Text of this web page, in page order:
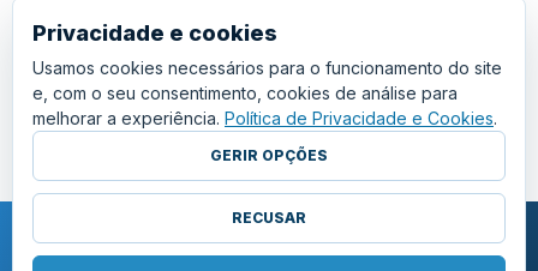
Como Funciona
Lista de Pedidos em Aberto
Como Ganhar mais Obras
Perguntas Frequentes
COPYRIGHT © 2011 - 2026 SGSI. TODOS OS DIREITOS RESERVADOS.
Privacidade e cookies
Usamos cookies necessários para o funcionamento do site
e, com o seu consentimento, cookies de análise para
melhorar a experiência. Política de Privacidade e Cookies.
GERIR OPÇÕES
RECUSAR